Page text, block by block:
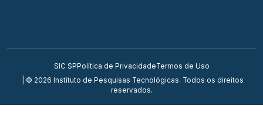
SIC SP Política de PrivacidadeTermos de Uso
| © 2026 Instituto de Pesquisas Tecnológicas. Todos os direitos
reservados.